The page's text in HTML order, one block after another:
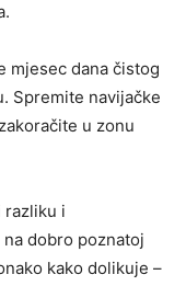
mjesec dana čistog
Spremite navijačke
u zonu
razliku i
dobro poznatoj
kako dolikuje –